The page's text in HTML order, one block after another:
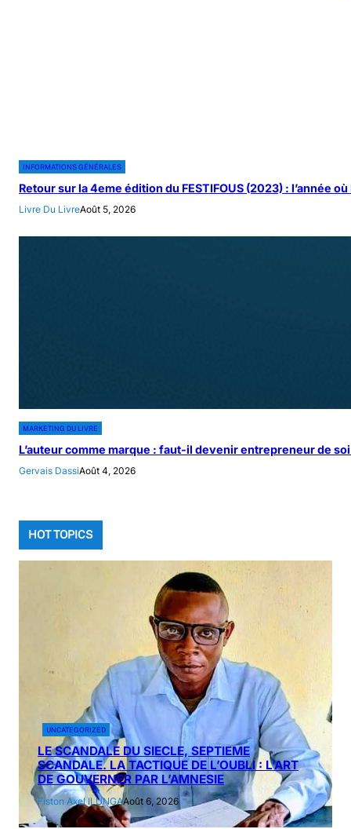
INFORMATIONS GÉNÉRALES
Retour sur la 4eme édition du FESTIFOUS (2023) : l’année
Livre Du LivreAoût 5, 2026
MARKETING DU LIVRE
L’auteur comme marque : faut-il devenir entrepreneur de
Gervais DassiAoût 4, 2026
HOT TOPICS
UNCATEGORIZED
LE SCANDALE DU SIECLE, SEPTIEME
SCANDALE. LA TACTIQUE DE L’OUBLI : L’ART
DE GOUVERNER PAR L’AMNESIE
Fiston Axel ILUNGAAoût 6, 2026